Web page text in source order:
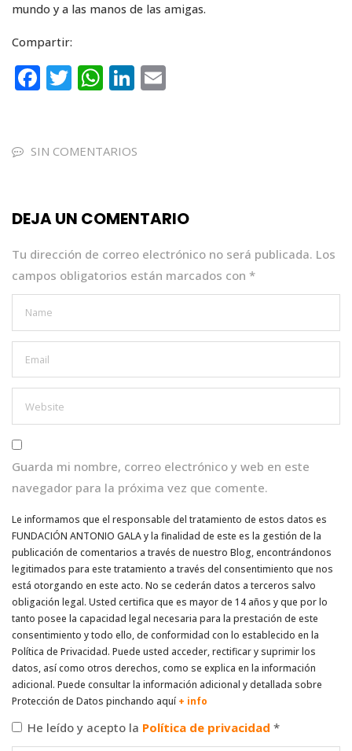
mundo y a las manos de las amigas.
Compartir:
F
e
o
k
T
te
W
ts
p
Li
e
SIN COMENTARIOS
DEJA UN COMENTARIO
Tu dirección de correo electrónico no será publicada. Los
campos obligatorios están marcados con *
Guarda mi nombre, correo electrónico y web en este
navegador para la próxima vez que comente.
Le informamos que el responsable del tratamiento de estos datos es
FUNDACIÓN ANTONIO GALA y la finalidad de este es la gestión de la
publicación de comentarios a través de nuestro Blog, encontrándonos
legitimados para este tratamiento a través del consentimiento que nos
está otorgando en este acto. No se cederán datos a terceros salvo
obligación legal. Usted certifica que es mayor de 14 años y que por lo
tanto posee la capacidad legal necesaria para la prestación de este
consentimiento y todo ello, de conformidad con lo establecido en la
Política de Privacidad. Puede usted acceder, rectificar y suprimir los
datos, así como otros derechos, como se explica en la información
adicional. Puede consultar la información adicional y detallada sobre
Protección de Datos pinchando aquí + info
He leído y acepto la Política de privacidad *